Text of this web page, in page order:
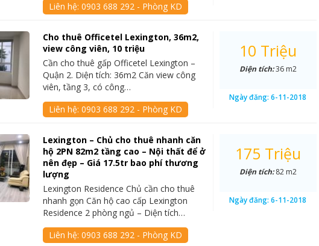
Liên hệ:0903 688 292 - Phòng KD
Cho thuê Officetel Lexington, 36m2,
view công viên, 10 triệu
Cần cho thuê gấp Officetel Lexington –
Quận 2. Diện tích: 36m2 Căn view công
viên, tầng 3, có công…
Liên hệ:0903 688 292 - Phòng KD
10 Triệu
Diện tích:36 m2
Ngày đăng:6-11-2018
Lexington – Chủ cho thuê nhanh căn
hộ 2PN 82m2 tầng cao – Nội thất để ở
nên đẹp – Giá 17.5tr bao phí thương
lượng
Lexington Residence Chủ cần cho thuê
nhanh gọn Căn hộ cao cấp Lexington
Residence 2 phòng ngủ – Diện tích…
Liên hệ:0903 688 292 - Phòng KD
175 Triệu
Diện tích:82 m2
Ngày đăng:6-11-2018